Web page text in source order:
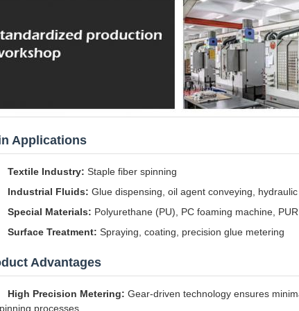
Applications
Textile Industry: Staple fiber spinning
Industrial Fluids: Glue dispensing, oil agent conveying,
Special Materials: Polyurethane (PU), PC foaming machine,
Surface Treatment: Spraying, coating, precision glue metering
Advantages
High Precision Metering: Gear-driven technology ensures
processes.